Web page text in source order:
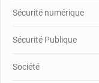
Sécurité numérique
Sécurité Publique
Société